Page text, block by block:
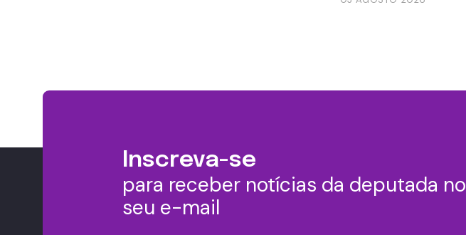
Inscreva-se
para receber notícias da deputada no
seu e-mail